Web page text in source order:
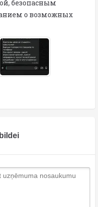
безопасным
о возможных